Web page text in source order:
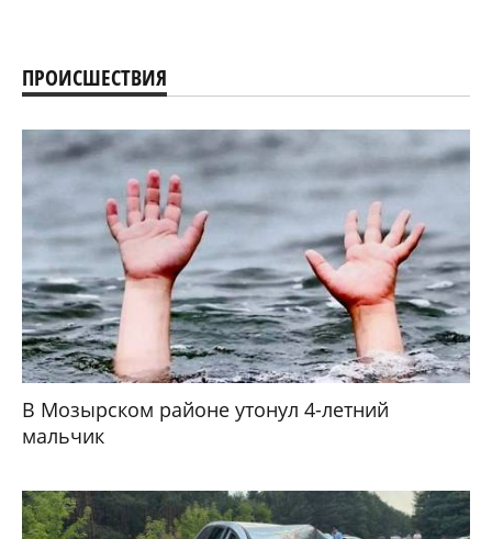
ПРОИСШЕСТВИЯ
В Мозырском районе утонул 4-летний
мальчик